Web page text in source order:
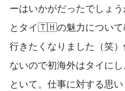
ーはいかがだったでしょ
とタイ🇹🇭の魅力について
行きたくなりました（笑
ないので初海外はタイに
といて。仕事に対する思